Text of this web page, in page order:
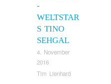
-
WELTSTAR
S TINO
SEHGAL
4. November
2016
Tim Lienhard